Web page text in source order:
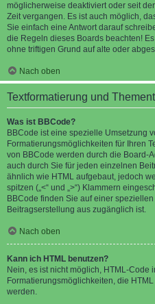
möglicherweise deaktiviert oder seit
Zeit vergangen. Es ist auch möglich,
Sie einfach eine Antwort darauf
die Regeln dieses Boards beachten!
ohne triftigen Grund auf alte oder
Nach oben
Textformatierung und
Was ist BBCode?
BBCode ist eine spezielle Umsetzung
Formatierungsmöglichkeiten für Ihren
von BBCode werden durch die Board-
auch durch Sie für jeden einzelnen
ähnlich wie HTML aufgebaut, jedoch
spitzen („<“ und „>“) Klammern
BBCode finden Sie auf einer
Beitragserstellung aus zugänglich ist.
Nach oben
Kann ich HTML benutzen?
Nein, es ist nicht möglich, HTML-
Formatierungsmöglichkeiten, die
werden.